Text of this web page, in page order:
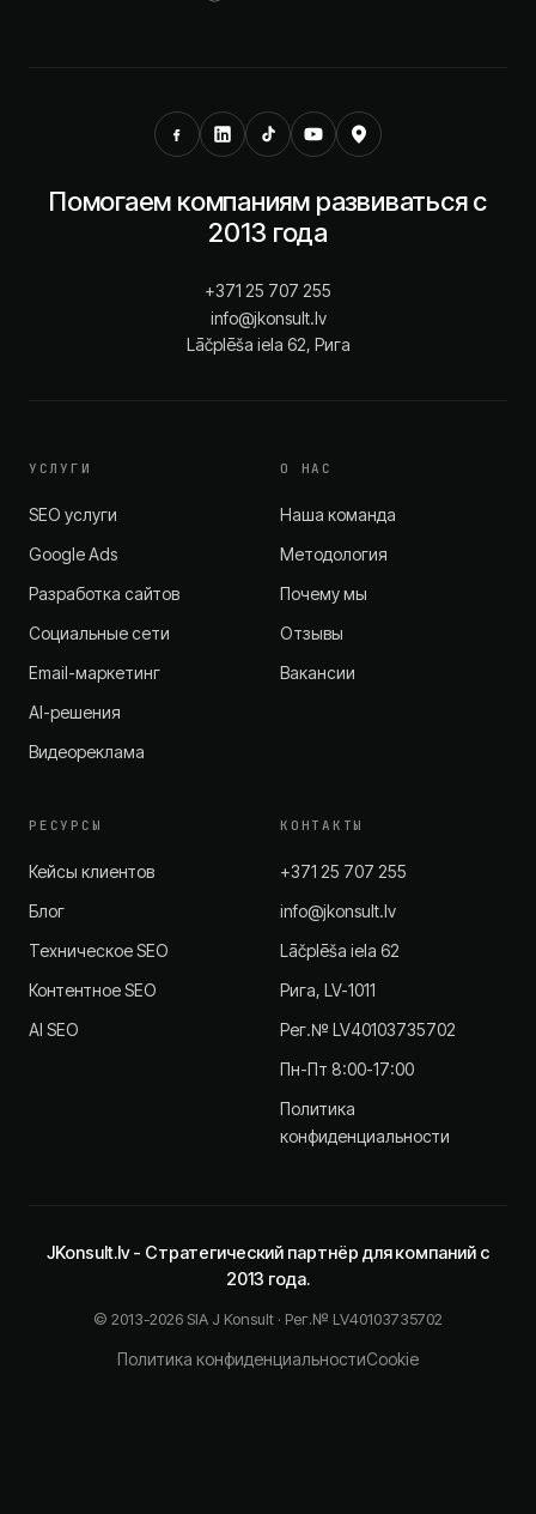
Помогаем компаниям развиваться с
2013 года
+371 25 707 255
info@jkonsult.lv
Lāčplēša iela 62, Рига
УСЛУГИ
SEO услуги
Google Ads
Разработка сайтов
Социальные сети
Email-маркетинг
AI-решения
Видеореклама
О НАС
Наша команда
Методология
Почему мы
Отзывы
Вакансии
РЕСУРСЫ
Кейсы клиентов
Блог
Техническое SEO
Контентное SEO
AI SEO
КОНТАКТЫ
+371 25 707 255
info@jkonsult.lv
Lāčplēša iela 62
Рига, LV-1011
Рег.№ LV40103735702
Пн-Пт 8:00-17:00
Политика
конфиденциальности
JKonsult.lv - Стратегический партнёр для компаний с
2013 года.
© 2013-2026 SIA J Konsult · Рег.№ LV40103735702
Политика конфиденциальностиCookie